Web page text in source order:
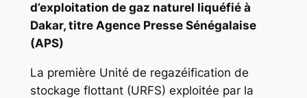
d’exploitation de gaz naturel liquéfié à
Dakar, titre Agence Presse Sénégalaise
(APS)
La première Unité de regazéification de
stockage flottant (URFS) exploitée par la